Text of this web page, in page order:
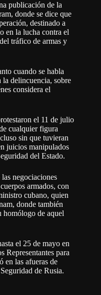
publicación de la
donde se dice que
destinado a
en la lucha contra el
tráfico de armas y
cuando se habla
la delincuencia, sobre
considera el
el 11 de julio
cualquier figura
sin que tuvieran
juicios manipulados
del Estado.
negociaciones
armados, con
cubano, quien
donde también
homólogo de aquel
el 25 de mayo en
Representantes para
en las afueras de
de Rusia.